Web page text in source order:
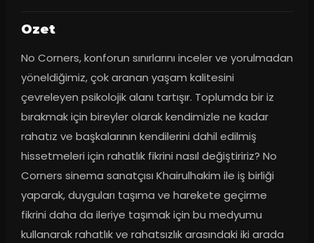
Ozet
No Corners, konforun sınırlarını inceler ve yorulmadan
yöneldiğimiz, çok aranan yaşam kalitesini
çevreleyen psikolojik alanı tartışır. Toplumda bir iz
bırakmak için bireyler olarak kendimizle ne kadar
rahatız ve başkalarının kendilerini dahil edilmiş
hissetmeleri için rahatlık fikrini nasıl değiştiririz? No
Corners sinema sanatçısı Khairulhakim ile iş birliği
yaparak, duyguları taşıma ve harekete geçirme
fikrini daha da ileriye taşımak için bu medyumu
kullanarak rahatlık ve rahatsızlık arasındaki iki arada